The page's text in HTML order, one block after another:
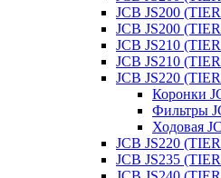
JCB JS200
JCB JS200
JCB JS210
JCB JS210
JCB JS220
Коронки
Фильтры
Ходовая
JCB JS220
JCB JS235